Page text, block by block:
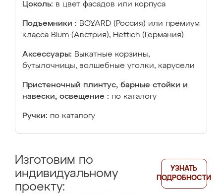
Цоколь: в цвет фасадов или корпуса
Подъемники : BOYARD (Россия) или премиум
класса Blum (Австрия), Hettich (Германия)
Аксессуары: Выкатные корзины,
бутылочницы, волшебные уголки, карусели
Пристеночный плинтус, барные стойки и
навески, освещение : по каталогу
Ручки: по каталогу
Изготовим по
индивидуальному
проекту:
УЗНАТЬ
ПОДРОБНОСТИ